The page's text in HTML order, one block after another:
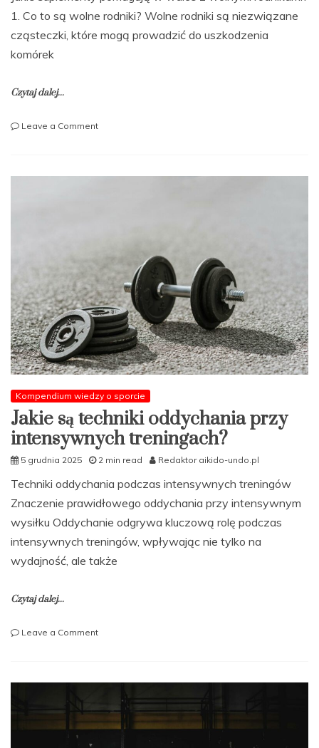
1. Co to są wolne rodniki? Wolne rodniki są niezwiązane
cząsteczki, które mogą prowadzić do uszkodzenia
komórek
Czytaj dalej...
Leave a Commenton
Kompendium wiedzy o sporcie
Jakie są techniki oddychania przy
intensywnych treningach?
5 grudnia 2025 2 min read Redaktor aikido-undo.pl
Techniki oddychania podczas intensywnych treningów
Znaczenie prawidłowego oddychania przy intensywnym
wysiłku Oddychanie odgrywa kluczową rolę podczas
intensywnych treningów, wpływając nie tylko na
wydajność, ale także
Czytaj dalej...
Leave a Commenton
intensywnych
treningach?